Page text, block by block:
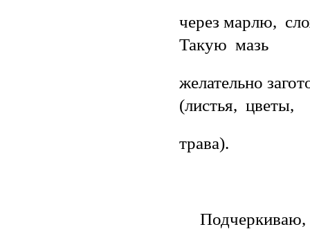
через марлю,
Такую мазь
желательно
(листья, цветы,
трава).
Подчеркиваю,